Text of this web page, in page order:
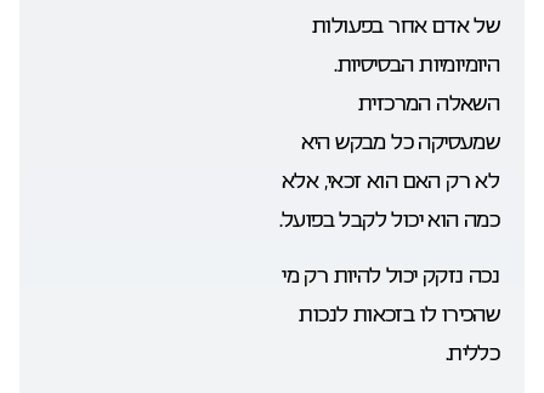
של אדם אחר בפעולות
היומיומיות הבסיסיות.
השאלה המרכזית
שמעסיקה כל מבקש היא
לא רק האם הוא זכאי, אלא
כמה הוא יכול לקבל בפועל.
נכה נזקק יכול להיות רק מי
שהכירו לו בזכאות לנכות
כללית.